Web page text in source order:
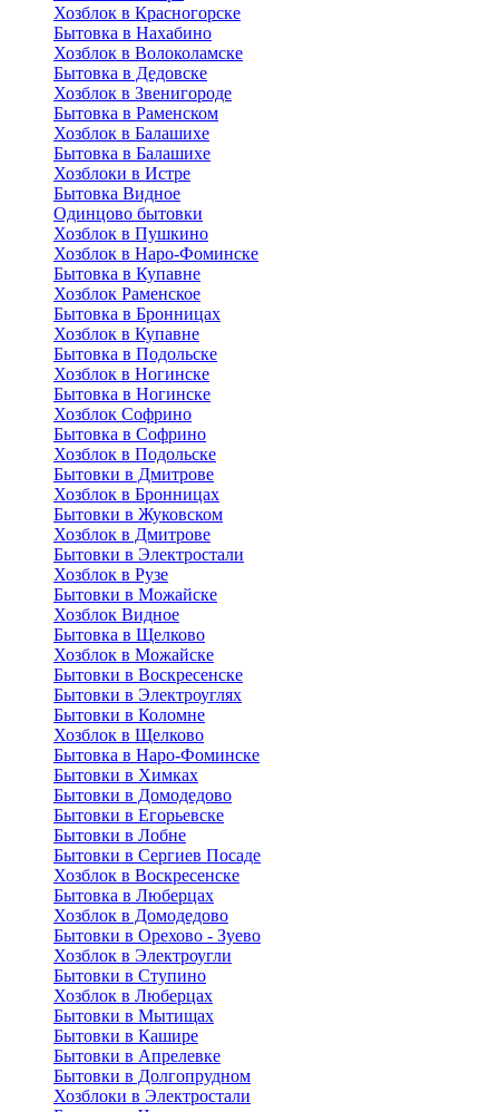
Хозблок в Красногорске
Бытовка в Нахабино
Хозблок в Волоколамске
Бытовкa в Дедовске
Хозблок в Звенигороде
Бытовка в Раменском
Хозблок в Балашихе
Бытовкa в Балашихе
Хозблоки в Истре
Бытовка Видное
Одинцово бытовки
Хозблок в Пушкино
Хозблок в Наро-Фоминске
Бытовка в Купавне
Хозблок Раменское
Бытовка в Бронницах
Хозблок в Купавне
Бытовка в Подольске
Хозблок в Ногинске
Бытовка в Ногинске
Хозблок Софрино
Бытовка в Софрино
Хозблок в Подольске
Бытовки в Дмитрове
Хозблок в Бронницах
Бытовки в Жуковском
Хозблок в Дмитрове
Бытовки в Электростали
Хозблок в Рузе
Бытовки в Можайске
Хозблок Видное
Бытовкa в Щелково
Хозблок в Можайске
Бытовки в Воскресенске
Бытовки в Электроуглях
Бытовки в Коломне
Хозблок в Щелково
Бытовка в Наро-Фоминске
Бытовки в Химках
Бытовки в Домодедово
Бытовки в Егорьевске
Бытовки в Лобне
Бытовки в Сергиев Посаде
Хозблок в Воскресенске
Бытовка в Люберцах
Хозблок в Домодедово
Бытовки в Орехово - Зуево
Хозблок в Электроугли
Бытовки в Ступино
Хозблок в Люберцах
Бытовки в Мытищах
Бытовки в Кашире
Бытовки в Апрелевке
Бытовки в Долгопрудном
Хозблоки в Электростали